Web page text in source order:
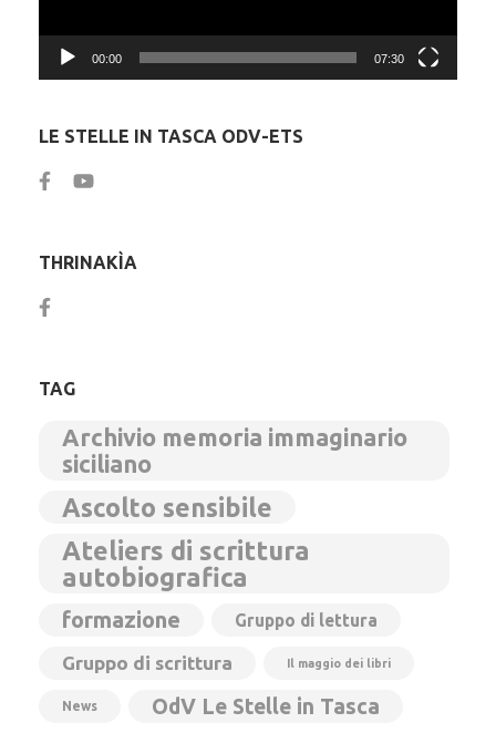
00:00 07:30
LE STELLE IN TASCA ODV-ETS
THRINAKÌA
TAG
Archivio memoria immaginario
siciliano
Ascolto sensibile
Ateliers di scrittura
autobiografica
formazione Gruppo di lettura
Gruppo di scrittura Il maggio dei libri
News OdV Le Stelle in Tasca